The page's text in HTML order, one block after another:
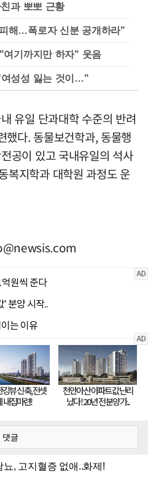
과 뽀뽀 근황
해…폭로자 신분 공개하라"
여기까지만 하자" 웃음
여성성 잃는 것이…"
유일 단과대학 수준의 반려
했다. 동물보건학과, 동물행
공이 있고 국내유일의 석사
복지학과 대학원 과정도 운
댓글